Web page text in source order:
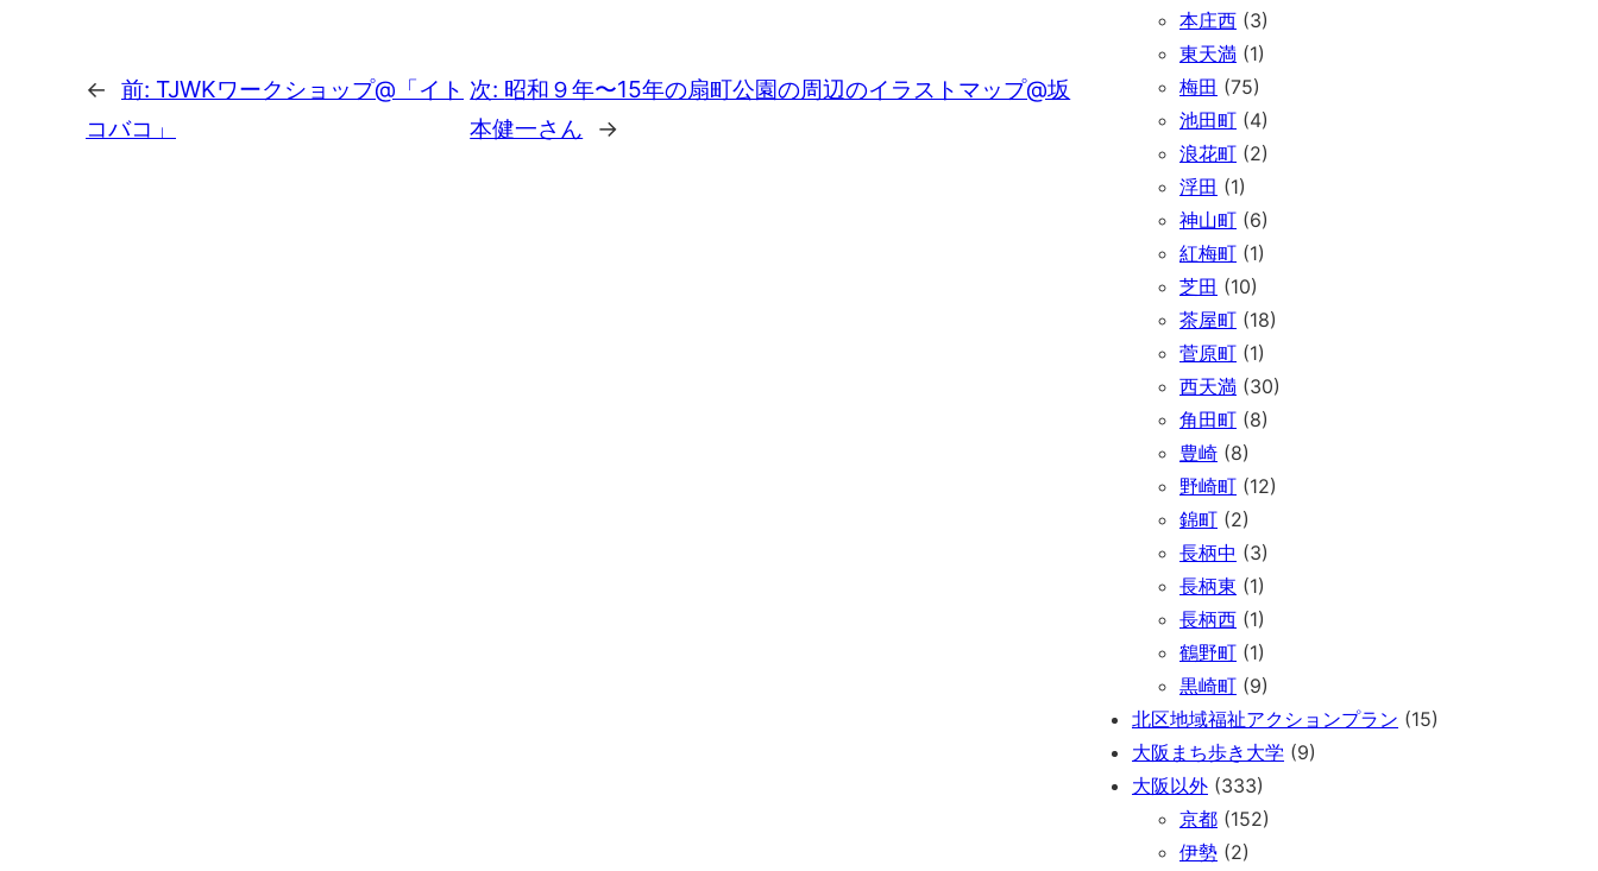
← 前: TJWKワークショップ@「イト
コバコ」
次: 昭和９年〜15年の扇町公園の周辺のイラストマップ@坂
本健一さん
→
本庄西 (3)
東天満 (1)
梅田 (75)
池田町 (4)
浪花町 (2)
浮田 (1)
神山町 (6)
紅梅町 (1)
芝田 (10)
茶屋町 (18)
菅原町 (1)
西天満 (30)
角田町 (8)
豊崎 (8)
野崎町 (12)
錦町 (2)
長柄中 (3)
長柄東 (1)
長柄西 (1)
鶴野町 (1)
黒崎町 (9)
北区地域福祉アクションプラン (15)
大阪まち歩き大学 (9)
大阪以外 (333)
京都 (152)
伊勢 (2)